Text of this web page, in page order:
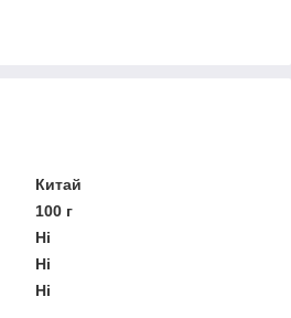
Китай
100 г
Ні
Ні
Ні